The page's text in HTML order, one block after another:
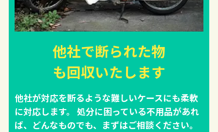
他社で断られた物
も回収いたします
他社が対応を断るような難しいケースにも柔軟
に対応します。 処分に困っている不用品があれ
ば、どんなものでも、まずはご相談ください。